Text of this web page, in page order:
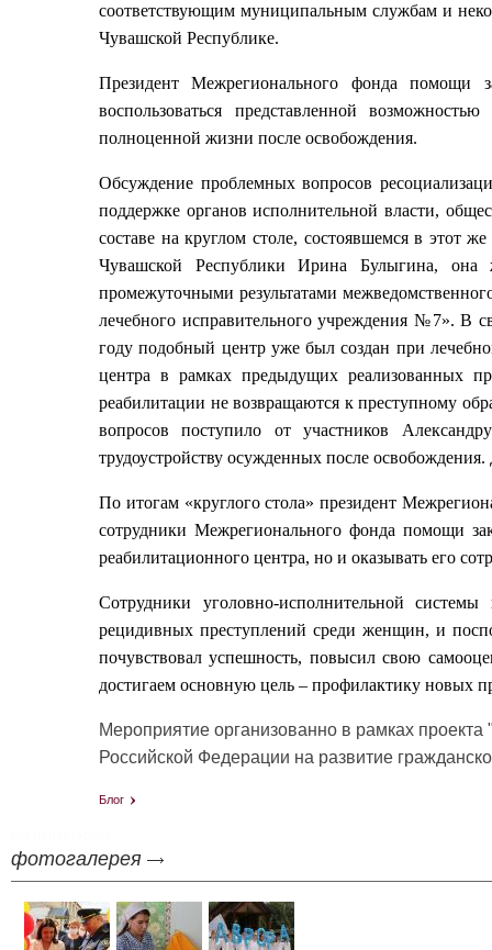
соответствующим муниципальным службам и
Чувашской Республике.
Президент Межрегионального фонда помощи
воспользоваться представленной
полноценной жизни после освобождения.
Обсуждение проблемных вопросов
поддержке органов исполнительной власти,
составе на круглом столе, состоявшемся в этот
Чувашской Республики Ирина Булыгина, она
промежуточными результатами
лечебного исправительного учреждения №7». В
году подобный центр уже был создан при
центра в рамках предыдущих реализованных
реабилитации не возвращаются к преступному
вопросов поступило от участников
трудоустройству осужденных после
По итогам «круглого стола» президент
сотрудники Межрегионального фонда помощи
реабилитационного центра, но и оказывать его
Сотрудники уголовно-исполнительной
рецидивных преступлений среди женщин, и
почувствовал успешность, повысил свою
достигаем основную цель – профилактику новых
Мероприятие организованно в рамках
Российской Федерации на развитие
Блог
фотогалерея